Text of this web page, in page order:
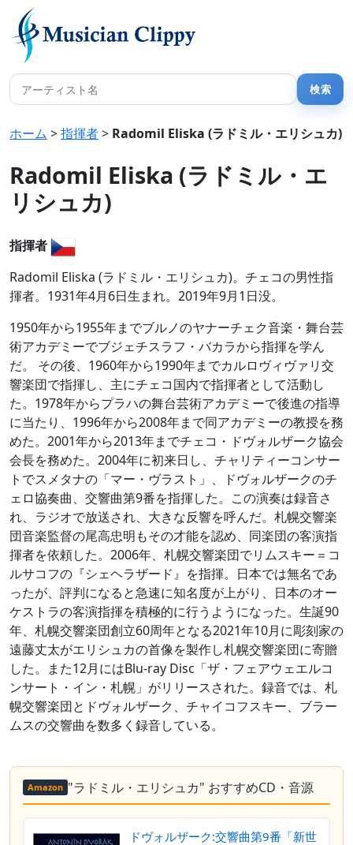
ホーム >指揮者> Radomil Eliska (ラドミル・エリシュカ)
Radomil Eliska (ラドミル・エ
リシュカ)
指揮者
Radomil Eliska (ラドミル・エリシュカ)。チェコの男性指
揮者。1931年4月6日生まれ。2019年9月1日没。
1950年から1955年までブルノのヤナーチェク音楽・舞台芸
術アカデミーでブジェチスラフ・バカラから指揮を学ん
だ。 その後、1960年から1990年までカルロヴィヴァリ交
響楽団で指揮し、主にチェコ国内で指揮者として活動し
た。1978年からプラハの舞台芸術アカデミーで後進の指導
に当たり、1996年から2008年まで同アカデミーの教授を務
めた。2001年から2013年までチェコ・ドヴォルザーク協会
会長を務めた。2004年に初来日し、チャリティーコンサー
トでスメタナの「マー・ヴラスト」、ドヴォルザークのチ
ェロ協奏曲、交響曲第9番を指揮した。この演奏は録音さ
れ、ラジオで放送され、大きな反響を呼んだ。札幌交響楽
団音楽監督の尾高忠明もその才能を認め、同楽団の客演指
揮者を依頼した。2006年、札幌交響楽団でリムスキー＝コ
ルサコフの『シェヘラザード』を指揮。日本では無名であ
ったが、評判になると急速に知名度が上がり、日本のオー
ケストラの客演指揮を積極的に行うようになった。生誕90
年、札幌交響楽団創立60周年となる2021年10月に彫刻家の
遠藤丈太がエリシュカの首像を製作し札幌交響楽団に寄贈
した。また12月にはBlu-ray Disc「ザ・フェアウェエルコ
ンサート・イン・札幌」がリリースされた。録音では、札
幌交響楽団とドヴォルザーク、チャイコフスキー、ブラー
ムスの交響曲を数多く録音している。
Amazon "ラドミル・エリシュカ" おすすめCD・音源
ドヴォルザーク:交響曲第9番「新世